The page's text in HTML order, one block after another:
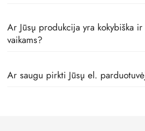
Ar Jūsų produkcija yra kokybiška
vaikams?
gamintojais, todėl visos prekės pas mus
Ar saugu pirkti Jūsų el.